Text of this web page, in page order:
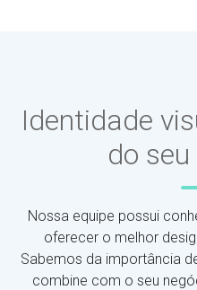
Identidade
do
Nossa equipe possui
oferecer o melhor
Sabemos da importância
combine com o seu